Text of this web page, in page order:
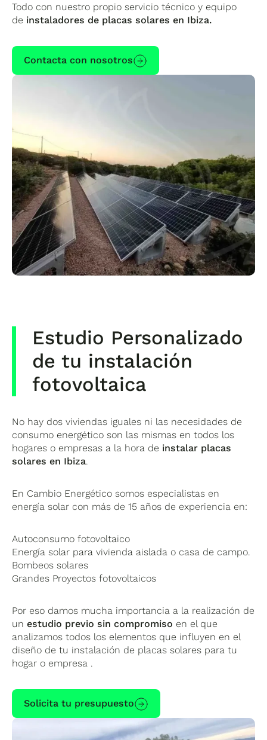
Todo con nuestro propio servicio técnico y equipo
de instaladores de placas solares en Ibiza.
Contacta con nosotros
Estudio Personalizado
de tu instalación
fotovoltaica
No hay dos viviendas iguales ni las necesidades de
consumo energético son las mismas en todos los
hogares o empresas a la hora de instalar placas
solares en Ibiza.
En Cambio Energético somos especialistas en
energía solar con más de 15 años de experiencia en:
Autoconsumo fotovoltaico
Energía solar para vivienda aislada o casa de campo.
Bombeos solares
Grandes Proyectos fotovoltaicos
Por eso damos mucha importancia a la realización de
unestudio previo sin compromiso en el que
analizamos todos los elementos que influyen en el
diseño de tu instalación de placas solares para tu
hogar o empresa .
Solicita tu presupuesto